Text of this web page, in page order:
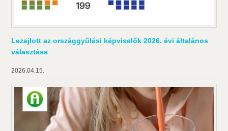
Lezajlott az országgyűlési képviselők 2026. évi általános
választása
2026.04.15.